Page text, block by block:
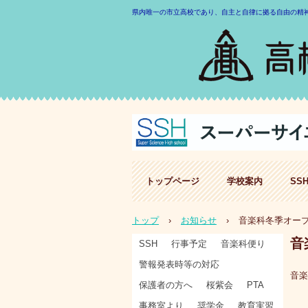
県内唯一の市立高校であり、自主と自律に拠る自由の
トップページ 学校案内 SSH
トップ › お知らせ › 音楽科冬季オー
音
音
SSH 行事予定
音楽科便り
警報発表時等の対応
保護者の方へ
桜紫会
PTA
事務室より
奨学金 教育実習